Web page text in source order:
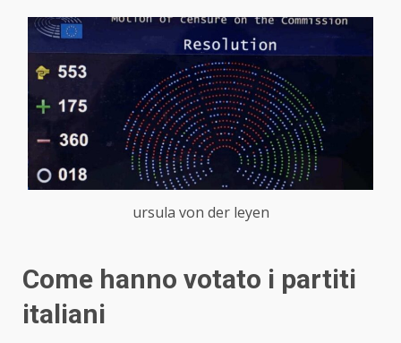
ursula von der leyen
Come hanno votato i partiti
italiani